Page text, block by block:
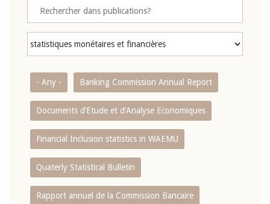
- Any - Banking Commission Annual Report
Documents d’Etude et d’Analyse Economiques
Financial Inclusion statistics in WAEMU
Quaterly Statistical Bulletin
Rapport annuel de la Commission Bancaire